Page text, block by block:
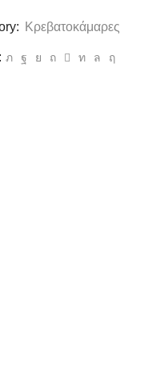
Κρεβατοκάμαρες